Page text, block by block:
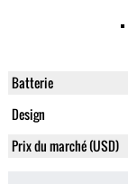
Batterie
Design
Prix du marché (USD)